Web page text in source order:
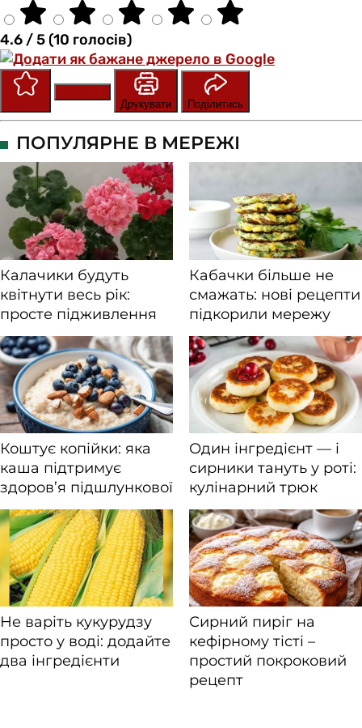
4.6 / 5 (10 голосів)
Друкувати
Поділитись